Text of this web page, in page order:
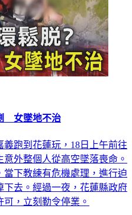
女墜地不治
跑到花蓮玩，18日上午前往
外整個人從高空墜落喪命。
下教練有危機處理，進行迫
下去。經過一夜，花蓮縣政府
，立刻勒令停業。